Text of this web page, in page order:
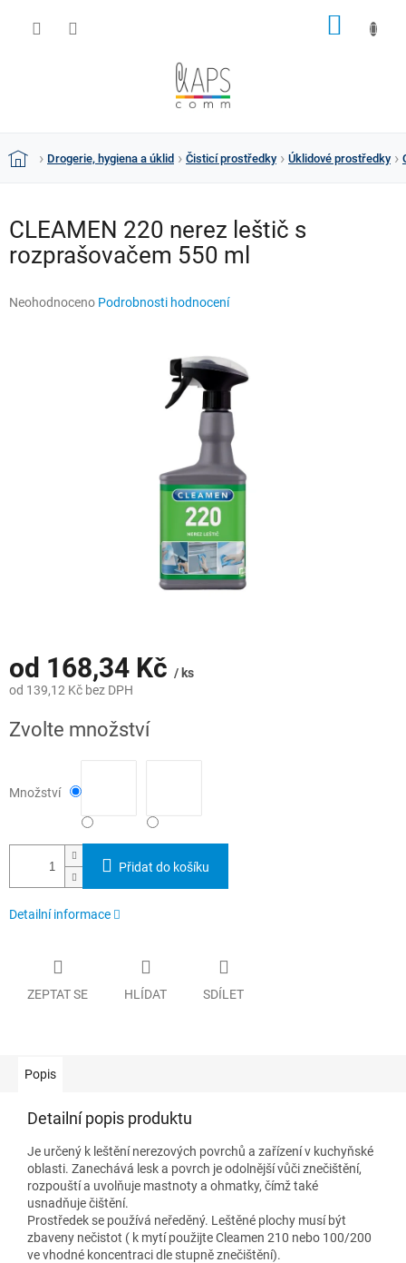
DomůDrogerie, hygiena a úklid Čisticí prostředky Úklidové prostředky
CLEAMEN 220 nerez leštič s
rozprašovačem 550 ml
Průměrné
Neohodnoceno Podrobnosti hodnocení
od 168,34 Kč / ks
od 139,12 Kč bez DPH
cena:
Zvolte množství
Množství
Přidat do košíku
Detailní informace
ZEPTAT SE HLÍDAT SDÍLET
Popis
Detailní popis produktu
Je určený k leštění nerezových povrchů a zařízení v kuchyňské
oblasti. Zanechává lesk a povrch je odolnější vůči znečištění,
rozpouští a uvolňuje mastnoty a ohmatky, čímž také
usnadňuje čištění.
Prostředek se používá neředěný. Leštěné plochy musí být
zbaveny nečistot ( k mytí použijte Cleamen 210 nebo 100/200
ve vhodné koncentraci dle stupně znečištění).